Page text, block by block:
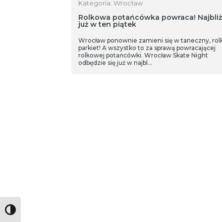
Toggle High Contrast
Kategoria: Wrocław
Rolkowa potańcówka powraca!
już w ten piątek
Wrocław ponownie zamieni się w taneczny,
parkiet! A wszystko to za sprawą powracającej
rolkowej potańcówki. Wrocław Skate Night
odbędzie się już w najbl…